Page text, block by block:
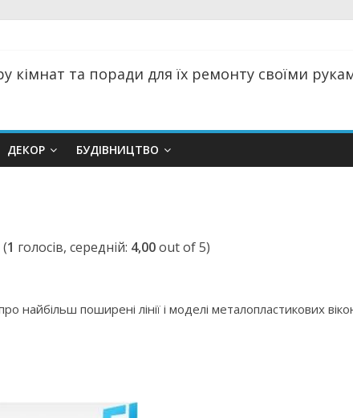
кімнат та поради для їх ремонту своїми
ДЕКОР БУДІВНИЦТВО
(1 голосів, середній: 4,00out of 5)
найбільш поширені лінії і моделі металопластикових